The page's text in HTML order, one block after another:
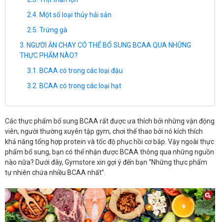
Một số loại thủy hải sản
Trứng gà
NGƯỜI ĂN CHAY CÓ THỂ BỔ SUNG BCAA QUA NHỮNG
THỰC PHẨM NÀO?
BCAA có trong các loại đậu
BCAA có trong các loại hạt
Các thực phẩm bổ sung BCAA rất được ưa thích bởi những vận động
viên, người thường xuyên tập gym, chơi thể thao bởi nó kích thích
khả năng tổng hợp protein và tốc độ phục hồi cơ bắp. Vậy ngoài thực
phẩm bổ sung, bạn có thể nhận được BCAA thông qua những nguồn
nào nữa? Dưới đây, Gymstore xin gợi ý đến bạn “Những thực phẩm
tự nhiên chứa nhiều BCAA nhất”.